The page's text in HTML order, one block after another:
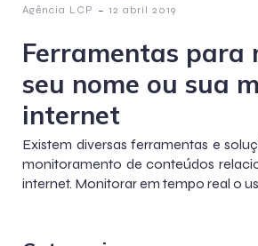
Agência LCP - 12 abril 2019
Ferramentas para
seu nome ou sua
internet
Existem diversas ferramentas e
monitoramento de conteúdos
internet. Monitorar em tempo real o